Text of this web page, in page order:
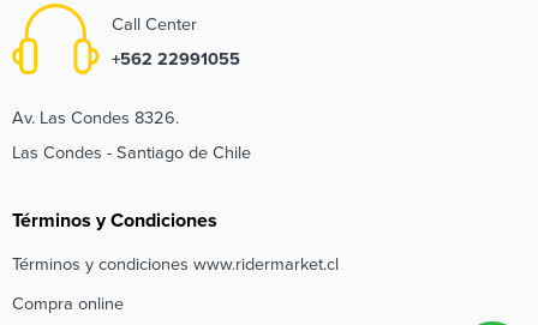
Call Center
+562 22991055
Av. Las Condes 8326.
Las Condes - Santiago de Chile
Términos y Condiciones
Términos y condiciones www.ridermarket.cl
Compra online